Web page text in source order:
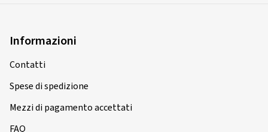
Informazioni
Contatti
Spese di spedizione
Mezzi di pagamento accettati
FAQ